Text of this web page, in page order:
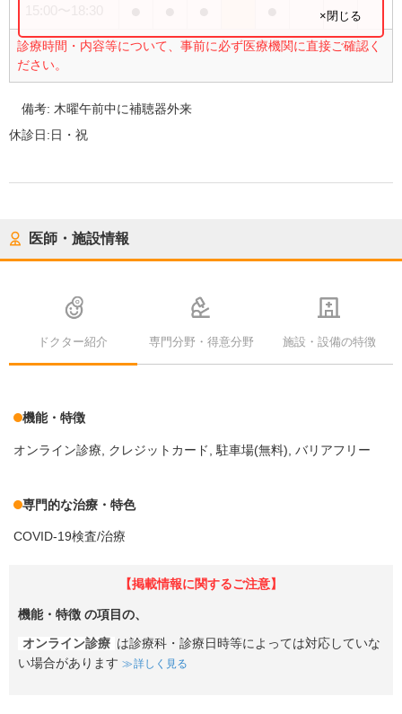
診療時間・内容等について、事前に必ず医療機関に直接ご確認く
ださい。
×閉じる
備考: 木曜午前中に補聴器外来
休診日:日・祝
医師・施設情報
ドクター紹介 専門分野・得意分野 施設・設備の特徴
機能・特徴
オンライン診療 クレジットカード 駐車場(無料) バリアフリー
専門的な治療・特色
COVID-19検査/治療
【掲載情報に関するご注意】
機能・特徴 の項目の、
オンライン診療 は診療科・診療日時等によっては対応していな
い場合があります
詳しく見る